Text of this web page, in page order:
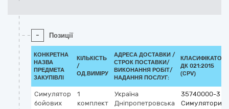
- Позиції
КОНКРЕТНА
НАЗВА
ПРЕДМЕТА
ЗАКУПІВЛІ
КІЛЬКІСТЬ
/
ОД.ВИМІРУ
АДРЕСА ДОСТАВКИ /
СТРОК ПОСТАВКИ/
ВИКОНАННЯ РОБІТ/
НАДАННЯ ПОСЛУГ:
КЛАСИФІКАТОР
ДК 021:2015
(CPV)
Симулятор
бойових
1
комплект
Україна
Дніпропетровська
35740000-3
Симулятори